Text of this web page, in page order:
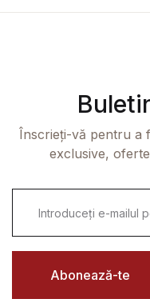
Înscrieți-vă pentru a
exclusive,
i
l
Abonează-te